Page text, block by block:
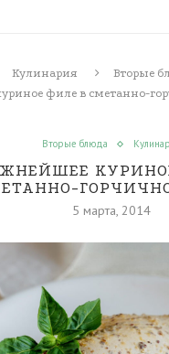
Кулинария
Вторые
филе в сметанно-
Вторые блюда
5 марта, 2014